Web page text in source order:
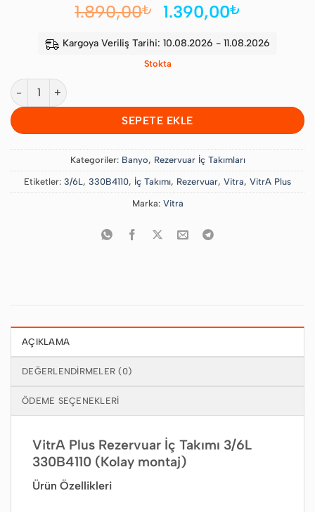
1.890,00₺
Orijinal
1.890,00₺.
1.390,00₺Şu
fiyat:
Kargoya Veriliş Tarihi: 10.08.2026 - 11.08.2026
Stokta
VitrA Plus Rezervuar İç Takımı 3/6L 330B4110 adet
SEPETE EKLE
Kategoriler: Banyo, Rezervuar İç Takımları
Etiketler: 3/6L , 330B4110, İç Takımı, Rezervuar, Vitra, VitrA Plus
Marka: Vitra
AÇIKLAMA
DEĞERLENDIRMELER (0)
ÖDEME SEÇENEKLERI
VitrA Plus Rezervuar İç Takımı 3/6L
330B4110 (Kolay montaj)
Ürün Özellikleri